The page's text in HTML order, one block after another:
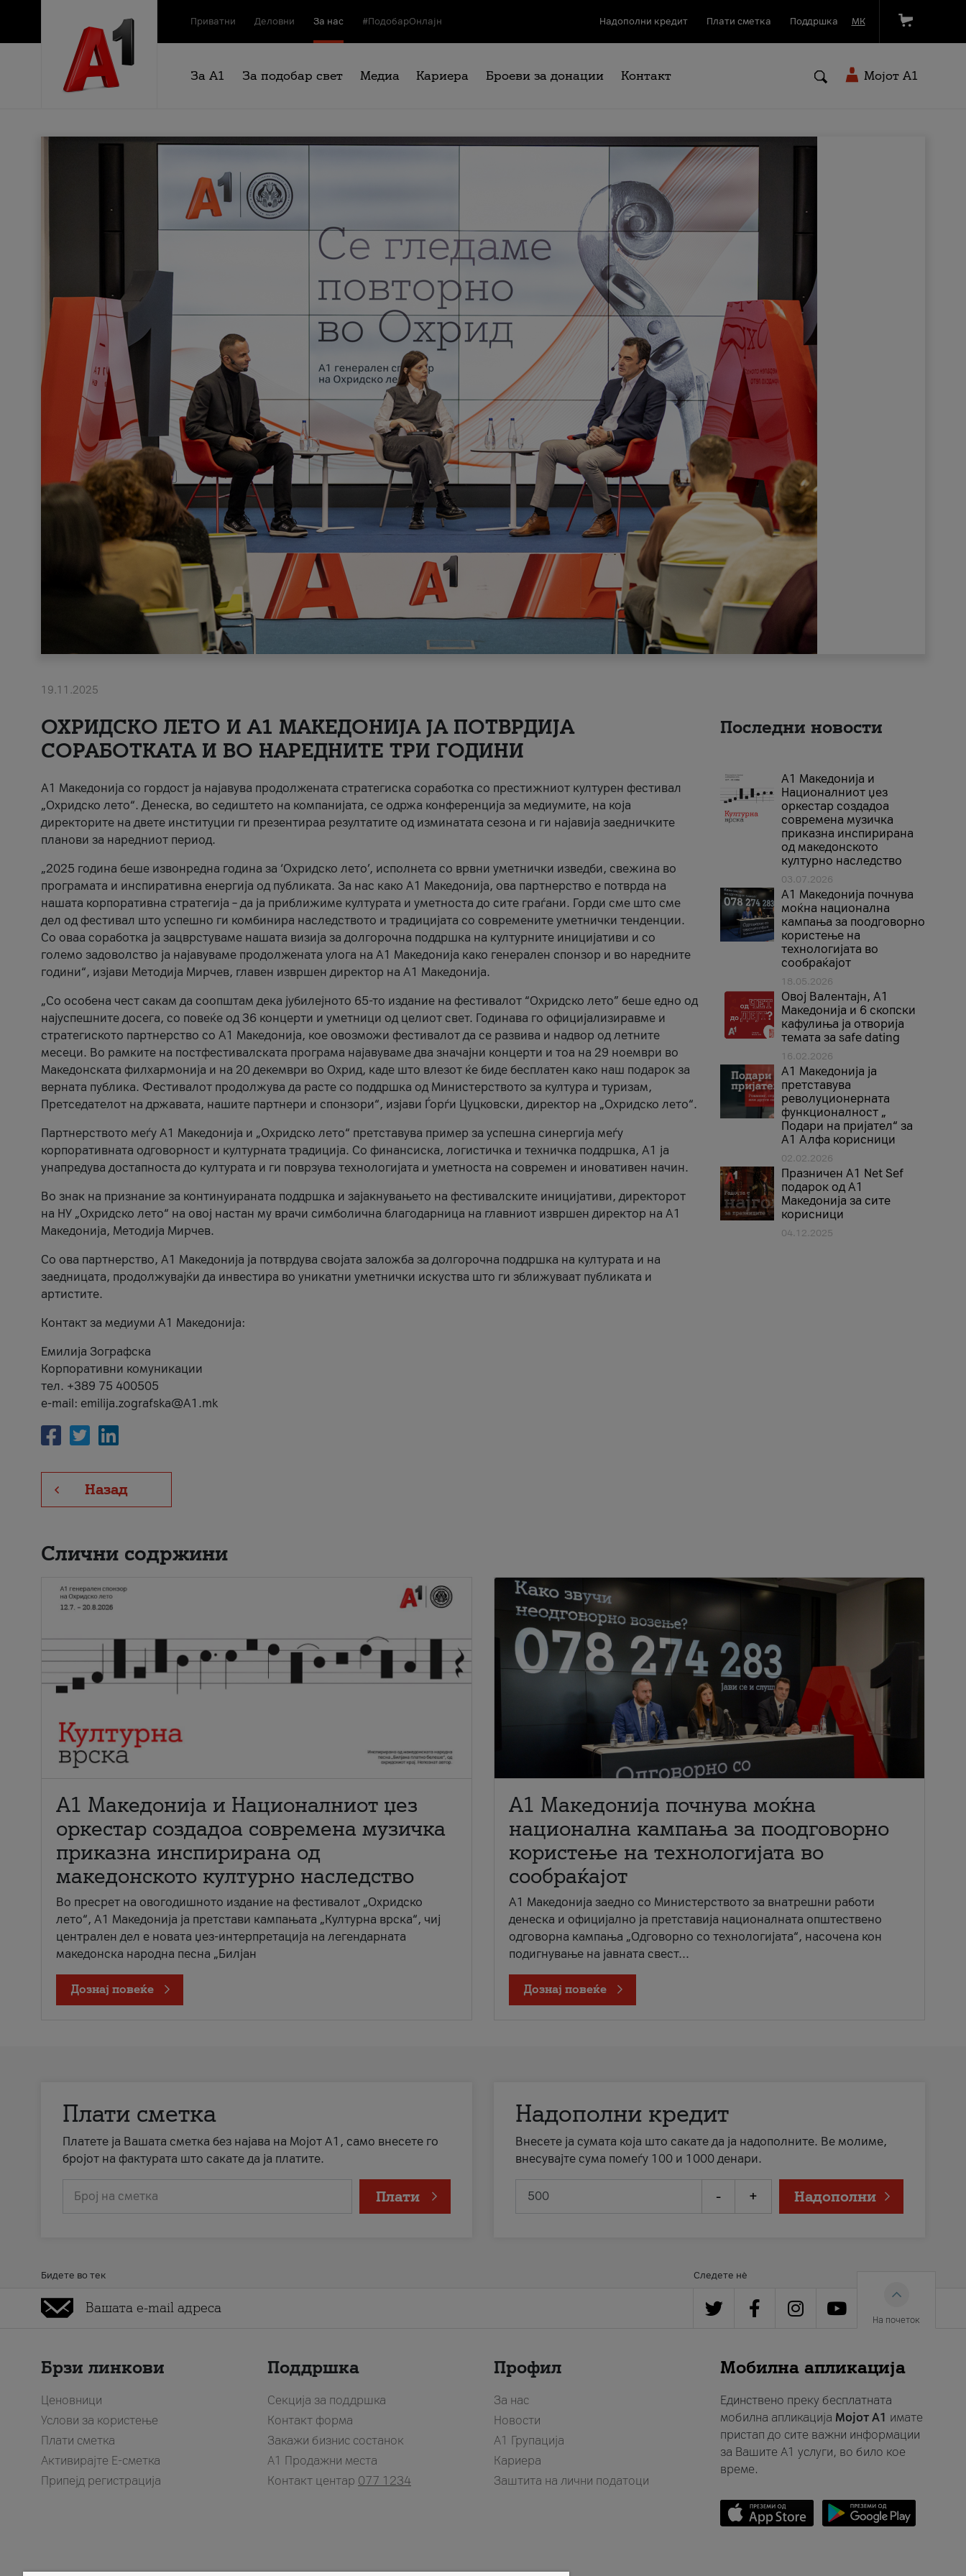
Приватни Деловни За нас #ПодобарОнлајн Надополни кредит Плати сметка Поддршка МК
За А1 За подобар свет Медиа Кариера Броеви за донации Контакт Мојот A1
19.11.2025
ОХРИДСКО ЛЕТО И A1 МАКЕДОНИЈА ЈА ПОТВРДИЈА
СОРАБОТКАТА И ВО НАРЕДНИТЕ ТРИ ГОДИНИ
A1 Македонија со гордост ја најавува продолжената стратегиска соработка со престижниот културен фестивал
„Охридско лето“. Денеска, во седиштето на компанијата, се одржа конференција за медиумите, на која
директорите на двете институции ги презентираа резултатите од изминатата сезона и ги најавија заедничките
планови за наредниот период.
„2025 година беше извонредна година за ‘Охридско лето’, исполнета со врвни уметнички изведби, свежина во
програмата и инспиративна енергија од публиката. За нас како A1 Македонија, ова партнерство е потврда на
нашата корпоративна стратегија – да ја приближиме културата и уметноста до сите граѓани. Горди сме што сме
дел од фестивал што успешно ги комбинира наследството и традицијата со современите уметнички тенденции.
Со оваа соработка ја зацврстуваме нашата визија за долгорочна поддршка на културните иницијативи и со
големо задоволство ја најавуваме продолжената улога на A1 Македонија како генерален спонзор и во наредните
години“, изјави Методија Мирчев, главен извршен директор на A1 Македонија.
„Со особена чест сакам да соопштам дека јубилејното 65-то издание на фестивалот “Охридско лето” беше едно од
најуспешните досега, со повеќе од 36 концерти и уметници од целиот свет. Годинава го официјализиравме и
стратегиското партнерство со А1 Македонија, кое овозможи фестивалот да се развива и надвор од летните
месеци. Во рамките на постфестивалската програма најавуваме два значајни концерти и тоа на 29 ноември во
Македонската филхармонија и на 20 декември во Охрид, каде што влезот ќе биде бесплатен како наш подарок за
верната публика. Фестивалот продолжува да расте со поддршка од Министерството за култура и туризам,
Претседателот на државата, нашите партнери и спонзори“, изјави Ѓорѓи Цуцковски, директор на „Охридско лето“.
Партнерството меѓу A1 Македонија и „Охридско лето“ претставува пример за успешна синергија меѓу
корпоративната одговорност и културната традиција. Со финансиска, логистичка и техничка поддршка, A1 ја
унапредува достапноста до културата и ги поврзува технологијата и уметноста на современ и иновативен начин.
Во знак на признание за континуираната поддршка и зајакнувањето на фестивалските иницијативи, директорот
на НУ „Охридско лето“ на овој настан му врачи симболична благодарница на главниот извршен директор на A1
Македонија, Методија Мирчев.
Со ова партнерство, A1 Македонија ја потврдува својата заложба за долгорочна поддршка на културата и на
заедницата, продолжувајќи да инвестира во уникатни уметнички искуства што ги зближуваат публиката и
артистите.
Контакт за медиуми А1 Македонија:
Емилија Зографска
Корпоративни комуникации
тел. +389 75 400505
e-mail: emilija.zografska@A1.mk
Назад
Последни новости
А1 Македонија и
Националниот џез
оркестар создадоа
современа музичка
приказна инспирирана
од македонското
културно наследство
03.07.2026
A1 Македонија почнува
моќна национална
кампања за поодговорно
користење на
технологијата во
сообраќајот
18.05.2026
Овој Валентајн, A1
Македонија и 6 скопски
кафулиња ја отворија
темата за safe dating
16.02.2026
А1 Македонија ја
претставува
револуционерната
функционалност „
Подари на пријател“ за
А1 Алфа корисници
02.02.2026
Празничен A1 Net Sеf
подарок од А1
Македонија за сите
корисници
04.12.2025
Слични содржини
А1 Македонија и Националниот џез
оркестар создадоа современа музичка
приказна инспирирана од
македонското културно наследство
Во пресрет на овогодишното издание на фестивалот „Охридско
лето“, А1 Македонија ја претстави кампањата „Културна врска“, чиј
централен дел е новата џез-интерпретација на легендарната
македонска народна песна „Билјан
Дознај повеќе
A1 Македонија почнува моќна
национална кампања за поодговорно
користење на технологијата во
сообраќајот
A1 Македонија заедно со Министерството за внатрешни работи
денеска и официјално ја претставија националната општествено
одговорна кампања „Одговорно со технологијата“, насочена кон
подигнување на јавната свест...
Дознај повеќе
Плати сметка
Платете ја Вашата сметка без најава на Мојот А1, само внесете го
бројот на фактурата што сакате да ја платите.
Број на сметка Плати
Надополни кредит
Внесете ја сумата која што сакате да ја надополните. Ве молиме,
внесувајте сума помеѓу 100 и 1000 денари.
- + Надополни
Бидете во тек Следете нè
На почеток
Брзи линкови
Ценовници
Услови за користење
Плати сметка
Активирајте Е-сметка
Припејд регистрација
Поддршка
Секција за поддршка
Контакт форма
Закажи бизнис состанок
A1 Продажни места
Контакт центар 077 1234
Профил
За нас
Новости
А1 Групација
Кариера
Заштита на лични податоци
Мобилна апликација
Единствено преку бесплатната
мобилна апликација Мојот A1 имате
пристап до сите важни информации
за Вашите A1 услуги, во било кое
време.